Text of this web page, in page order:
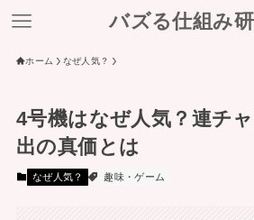
バズる仕組み
ホーム なぜ人気？
4号機はなぜ人気？連チ
出の真価とは
なぜ人気？ 趣味・ゲーム